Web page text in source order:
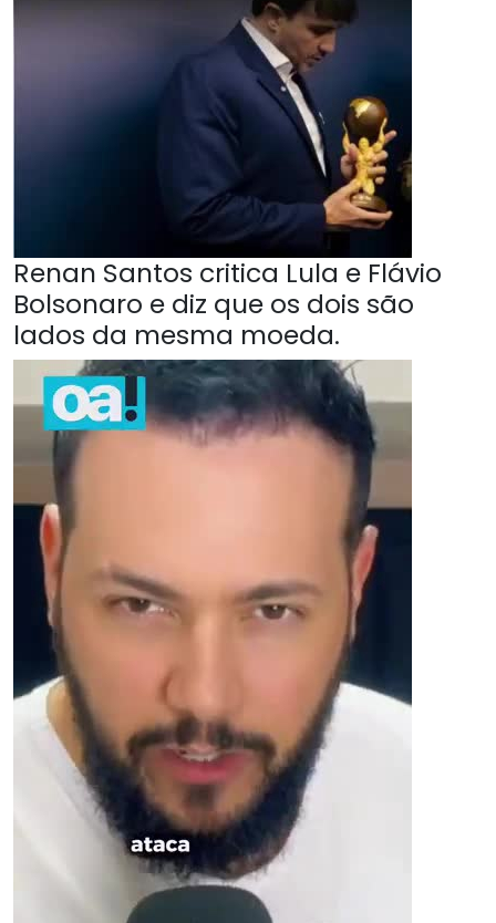
Renan Santos critica Lula e Flávio
Bolsonaro e diz que os dois são
lados da mesma moeda.